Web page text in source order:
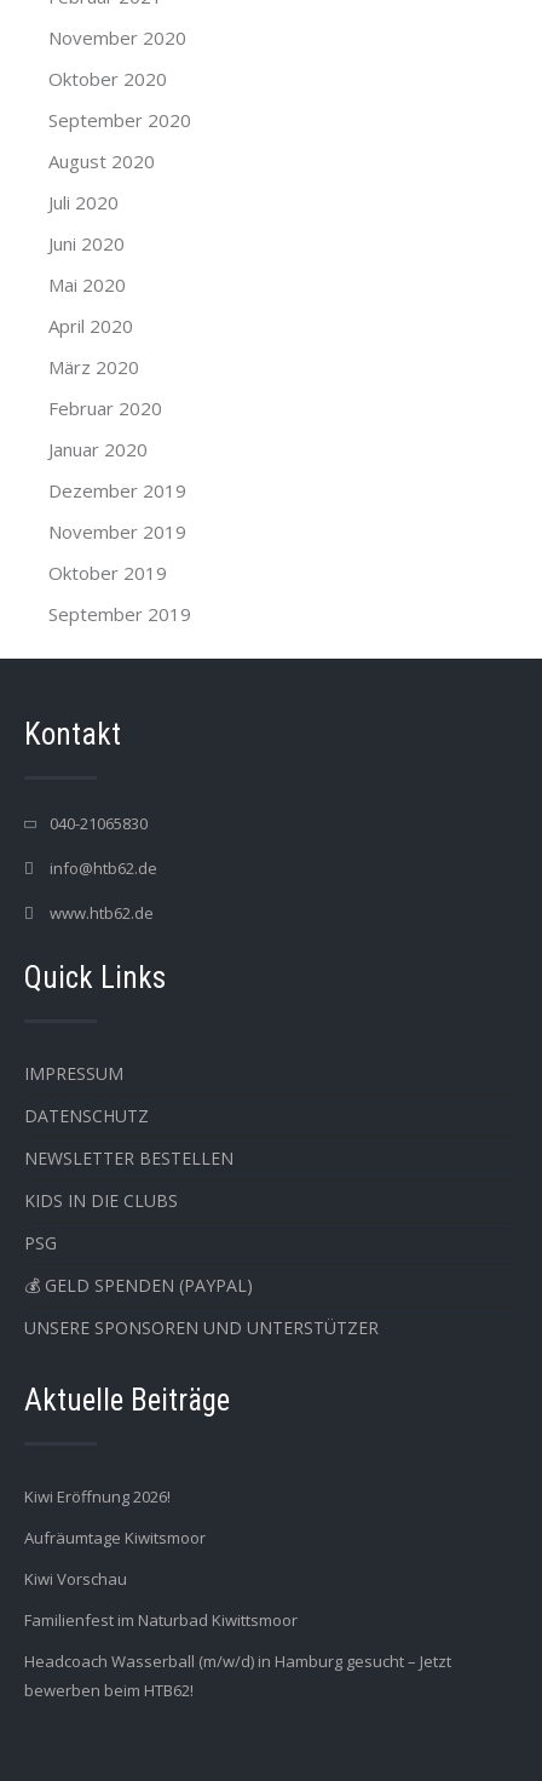
November 2020
Oktober 2020
September 2020
August 2020
Juli 2020
Juni 2020
Mai 2020
April 2020
März 2020
Februar 2020
Januar 2020
Dezember 2019
November 2019
Oktober 2019
September 2019
Kontakt
040-21065830
info@htb62.de
www.htb62.de
Quick Links
IMPRESSUM
DATENSCHUTZ
NEWSLETTER BESTELLEN
KIDS IN DIE CLUBS
PSG
💰 GELD SPENDEN (PAYPAL)
UNSERE SPONSOREN UND UNTERSTÜTZER
Aktuelle Beiträge
Kiwi Eröffnung 2026!
Aufräumtage Kiwitsmoor
Kiwi Vorschau
Familienfest im Naturbad Kiwittsmoor
Headcoach Wasserball (m/w/d) in Hamburg gesucht – Jetzt
bewerben beim HTB62!